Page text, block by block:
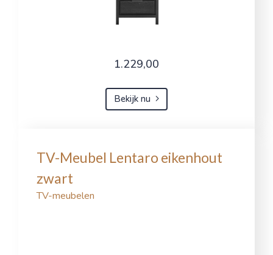
1.229,00
Bekijk nu
TV-Meubel Lentaro eikenhout
zwart
TV-meubelen